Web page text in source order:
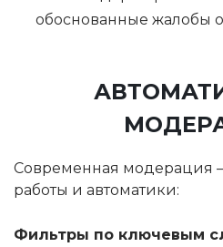
обоснованные жалобы о
Современная модерация
работы и автоматики:
Фильтры по ключевым